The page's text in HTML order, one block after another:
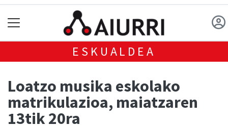
ESKUALDEA
Loatzo musika eskolako
matrikulazioa, maiatzaren
13tik 20ra